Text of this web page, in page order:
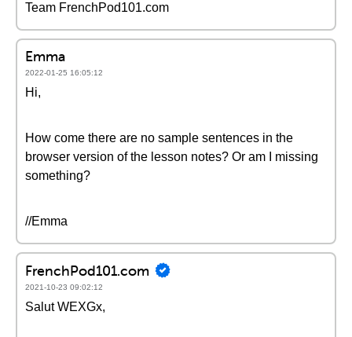
Team FrenchPod101.com
Emma
2022-01-25 16:05:12
Hi,
How come there are no sample sentences in the
browser version of the lesson notes? Or am I missing
something?
//Emma
FrenchPod101.com
2021-10-23 09:02:12
Salut WEXGx,